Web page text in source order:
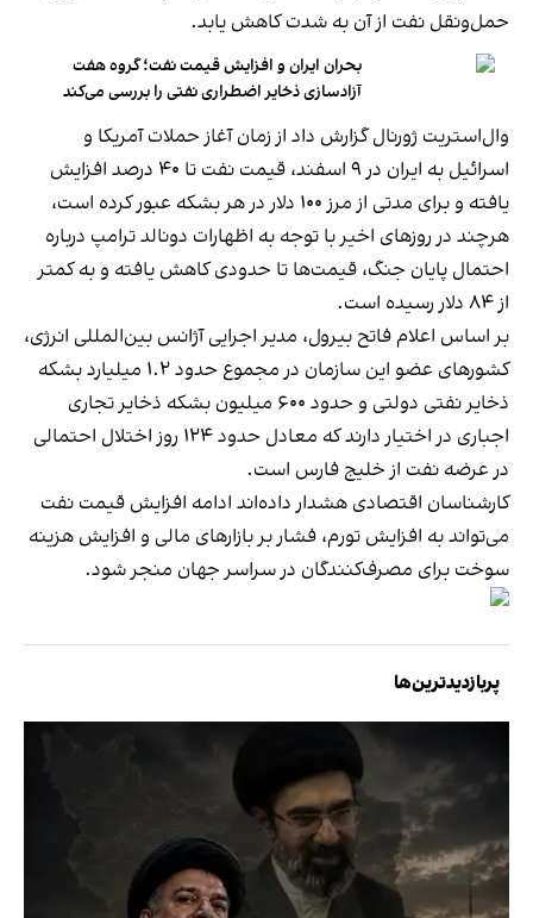
حمل‌ونقل نفت از آن به شدت کاهش یابد.
بحران ایران و افزایش قیمت نفت؛ گروه هفت
آزادسازی ذخایر اضطراری نفتی را بررسی می‌کند
وال‌استریت ژورنال گزارش داد از زمان آغاز حملات آمریکا و
اسرائیل به ایران در ۹ اسفند، قیمت نفت تا ۴۰ درصد افزایش
یافته و برای مدتی از مرز ۱۰۰ دلار در هر بشکه عبور کرده است،
هرچند در روزهای اخیر با توجه به اظهارات دونالد ترامپ درباره
احتمال پایان جنگ، قیمت‌ها تا حدودی کاهش یافته و به کمتر
از ۸۴ دلار رسیده است.
بر اساس اعلام فاتح بیرول، مدیر اجرایی آژانس بین‌المللی انرژی،
کشورهای عضو این سازمان در مجموع حدود ۱.۲ میلیارد بشکه
ذخایر نفتی دولتی و حدود ۶۰۰ میلیون بشکه ذخایر تجاری
اجباری در اختیار دارند که معادل حدود ۱۲۴ روز اختلال احتمالی
در عرضه نفت از خلیج فارس است.
کارشناسان اقتصادی هشدار داده‌اند ادامه افزایش قیمت نفت
می‌تواند به افزایش تورم، فشار بر بازارهای مالی و افزایش هزینه
سوخت برای مصرف‌کنندگان در سراسر جهان منجر شود.
پربازدیدترین‌ها